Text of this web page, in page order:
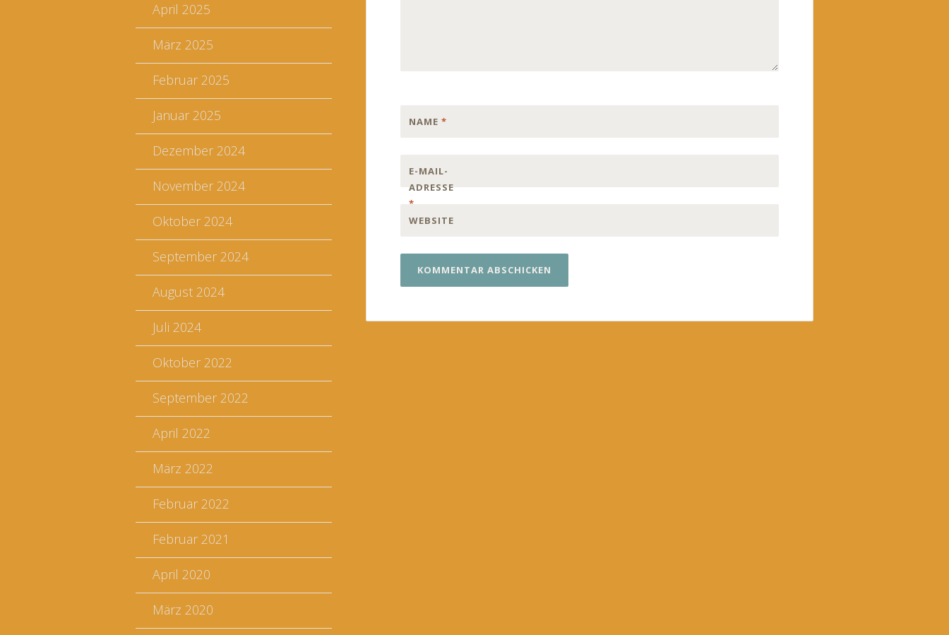
April 2025
März 2025
Februar 2025
Januar 2025
Dezember 2024
November 2024
Oktober 2024
September 2024
August 2024
Juli 2024
Oktober 2022
September 2022
April 2022
März 2022
Februar 2022
Februar 2021
April 2020
März 2020
NAME*
E-MAIL-
ADRESSE
*
WEBSITE